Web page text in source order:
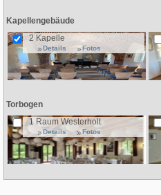
Kapellengebäude
2 Kapelle
Details Fotos
Torbogen
1 Raum Westerholt
Details Fotos